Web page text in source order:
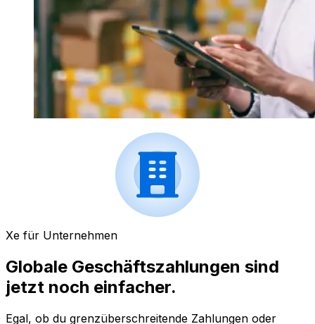
Xe für Unternehmen
Globale Geschäftszahlungen sind
jetzt noch einfacher.
Egal, ob du grenzüberschreitende Zahlungen oder